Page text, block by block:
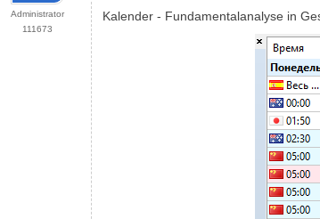
Administrator
111673
Kalender - Fundamentalanalyse in